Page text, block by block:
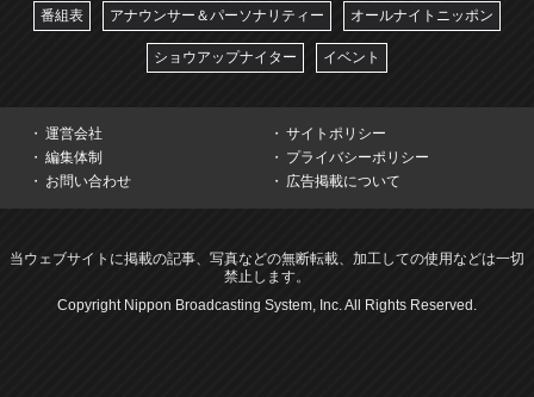
番組表 アナウンサー＆パーソナリティー オールナイトニッポン
ショウアップナイター イベント
運営会社
サイトポリシー
編集体制
プライバシーポリシー
お問い合わせ
広告掲載について
当ウェブサイトに掲載の記事、写真などの無断転載、加工しての使用などは一切
禁止します。
Copyright Nippon Broadcasting System, Inc. All Rights Reserved.